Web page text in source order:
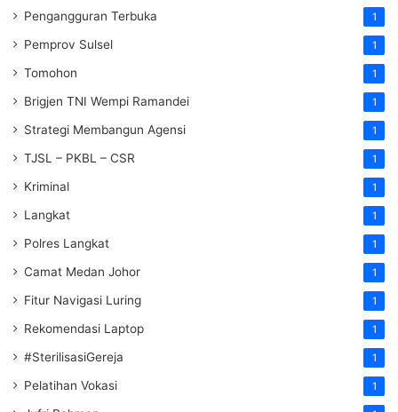
Pengangguran Terbuka 1
Pemprov Sulsel 1
Tomohon 1
Brigjen TNI Wempi Ramandei 1
Strategi Membangun Agensi 1
TJSL – PKBL – CSR 1
Kriminal 1
Langkat 1
Polres Langkat 1
Camat Medan Johor 1
Fitur Navigasi Luring 1
Rekomendasi Laptop 1
#SterilisasiGereja 1
Pelatihan Vokasi 1